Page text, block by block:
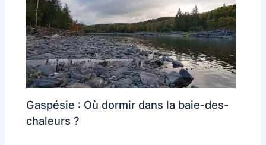
Gaspésie : Où dormir dans la baie-des-
chaleurs ?